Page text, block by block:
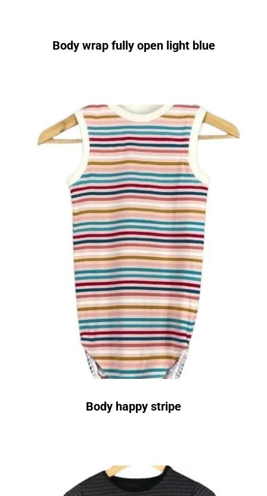
Body wrap fully open light blue
Body happy stripe